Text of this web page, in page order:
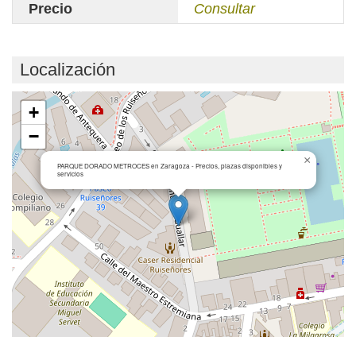
Precio
Consultar
Localización
Cargando mapa...
PARQUE DORADO METROCES en Zaragoza - Precios, plazas disponibles y
servicios
×
+
−